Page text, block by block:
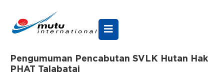
Pengumuman Pencabutan SVLK Hutan Hak
PHAT Talabatai